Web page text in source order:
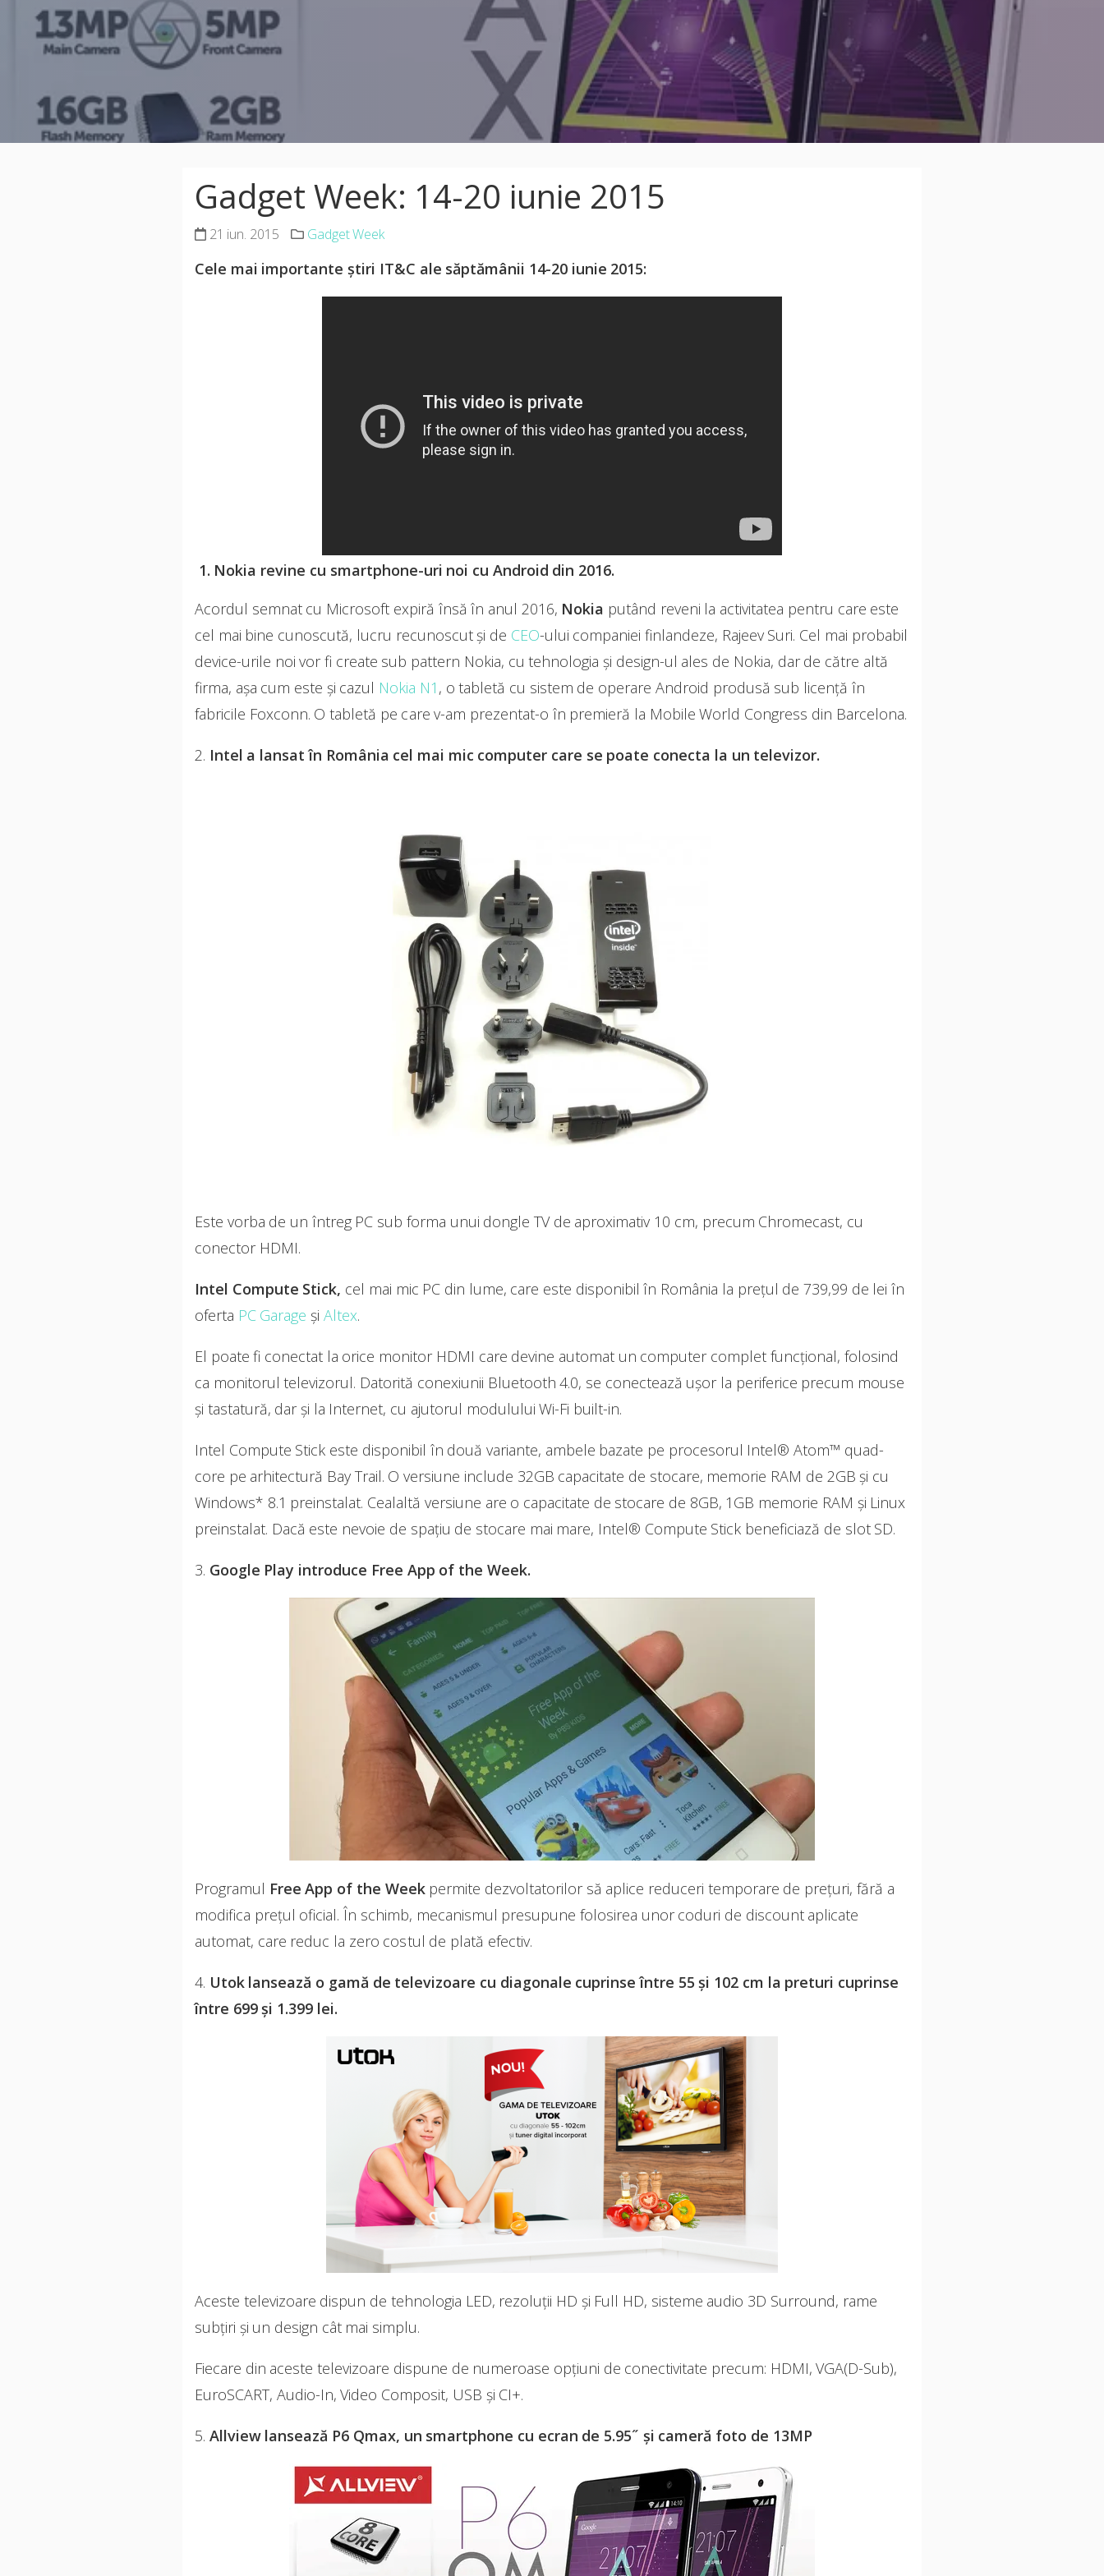
Gadget Week: 14-20 iunie 2015
21 iun. 2015 Gadget Week
Cele mai importante știri IT&C ale săptămânii 14-20 iunie 2015:
1. Nokia revine cu smartphone-uri noi cu Android din 2016.
Acordul semnat cu Microsoft expiră însă în anul 2016, Nokia putând reveni la activitatea pentru care este
cel mai bine cunoscută, lucru recunoscut și de CEO-ului companiei finlandeze, Rajeev Suri. Cel mai probabil
device-urile noi vor fi create sub pattern Nokia, cu tehnologia și design-ul ales de Nokia, dar de către altă
firma, așa cum este și cazul Nokia N1 , o tabletă cu sistem de operare Android produsă sub licenţă în
fabricile Foxconn. O tabletă pe care v-am prezentat-o în premieră la Mobile World Congress din Barcelona.
2. Intel a lansat în România cel mai mic computer care se poate conecta la un televizor.
Este vorba de un întreg PC sub forma unui dongle TV de aproximativ 10 cm, precum Chromecast, cu
conector HDMI.
Intel Compute Stick, cel mai mic PC din lume, care este disponibil în România la prețul de 739,99 de lei în
oferta PC Garage și Altex.
El poate fi conectat la orice monitor HDMI care devine automat un computer complet funcțional, folosind
ca monitorul televizorul. Datorită conexiunii Bluetooth 4.0, se conectează ușor la periferice precum mouse
și tastatură, dar și la Internet, cu ajutorul modulului Wi-Fi built-in.
Intel Compute Stick este disponibil în două variante, ambele bazate pe procesorul Intel® Atom™ quad-
core pe arhitectură Bay Trail. O versiune include 32GB capacitate de stocare, memorie RAM de 2GB și cu
Windows* 8.1 preinstalat. Cealaltă versiune are o capacitate de stocare de 8GB, 1GB memorie RAM și Linux
preinstalat. Dacă este nevoie de spațiu de stocare mai mare, Intel® Compute Stick beneficiază de slot SD.
3. Google Play introduce Free App of the Week.
Programul Free App of the Weekpermite dezvoltatorilor să aplice reduceri temporare de preţuri, fără a
modifica preţul oficial. În schimb, mecanismul presupune folosirea unor coduri de discount aplicate
automat, care reduc la zero costul de plată efectiv.
4. Utok lansează o gamă de televizoare cu diagonale cuprinse între 55 și 102 cm la preturi cuprinse
între 699 și 1.399 lei.
Aceste televizoare dispun de tehnologia LED, rezoluții HD și Full HD, sisteme audio 3D Surround, rame
subțiri și un design cât mai simplu.
Fiecare din aceste televizoare dispune de numeroase opțiuni de conectivitate precum: HDMI, VGA(D-Sub),
EuroSCART, Audio-In, Video Composit, USB și CI+.
5. Allview lansează P6 Qmax, un smartphone cu ecran de 5.95˝ și cameră foto de 13MP